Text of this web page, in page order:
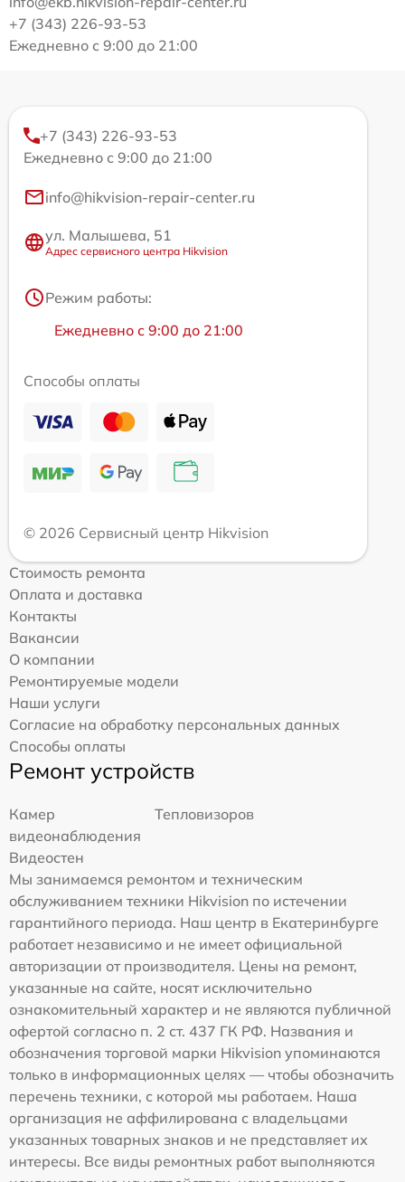
+7 (343) 226-93-53
Ежедневно с 9:00 до 21:00
+7 (343) 226-93-53
Ежедневно с 9:00 до 21:00
info@hikvision-repair-center.ru
ул. Малышева, 51
Адрес сервисного центра Hikvision
Режим работы:
Ежедневно с 9:00 до 21:00
Способы оплаты
© 2026 Сервисный центр Hikvision
Стоимость ремонта
Оплата и доставка
Контакты
Вакансии
О компании
Ремонтируемые модели
Наши услуги
Согласие на обработку персональных данных
Способы оплаты
Ремонт устройств
Камер
видеонаблюдения
Тепловизоров
Видеостен
Мы занимаемся ремонтом и техническим
обслуживанием техники Hikvision по истечении
гарантийного периода. Наш центр в Екатеринбурге
работает независимо и не имеет официальной
авторизации от производителя. Цены на ремонт,
указанные на сайте, носят исключительно
ознакомительный характер и не являются публичной
офертой согласно п. 2 ст. 437 ГК РФ. Названия и
обозначения торговой марки Hikvision упоминаются
только в информационных целях — чтобы обозначить
перечень техники, с которой мы работаем. Наша
организация не аффилирована с владельцами
указанных товарных знаков и не представляет их
интересы. Все виды ремонтных работ выполняются